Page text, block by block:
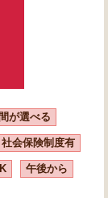
が選べる
社会保険制度有
午後から